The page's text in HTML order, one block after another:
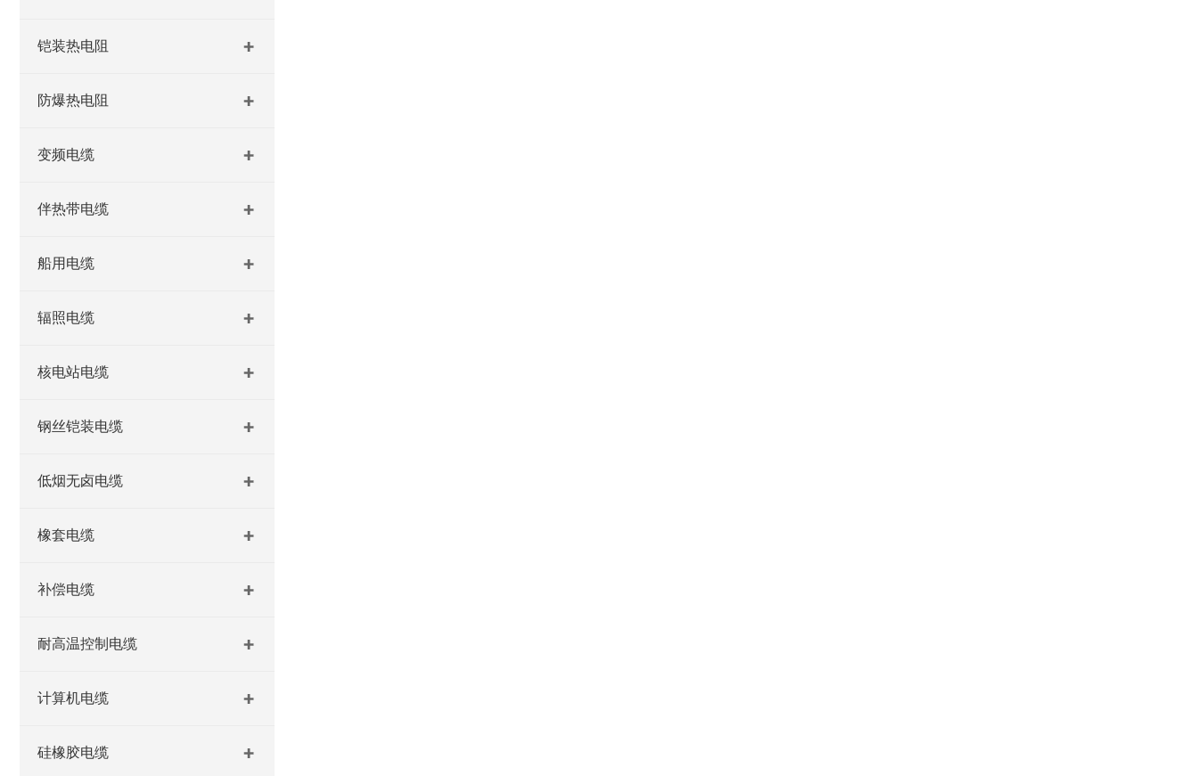
铠装热电阻
防爆热电阻
变频电缆
伴热带电缆
船用电缆
辐照电缆
核电站电缆
钢丝铠装电缆
低烟无卤电缆
橡套电缆
补偿电缆
耐高温控制电缆
计算机电缆
硅橡胶电缆